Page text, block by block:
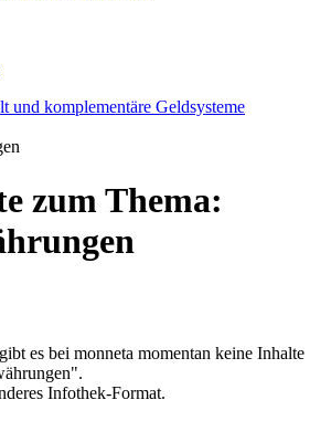
und komplementäre Geldsysteme
zum Thema:
es bei monneta momentan keine Inhalte
Infothek-Format.